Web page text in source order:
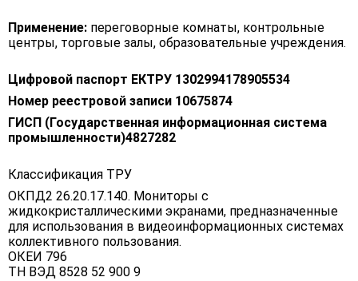
Применение: переговорные комнаты, контрольные
центры, торговые залы, образовательные учреждения.
Цифровой паспорт ЕКТРУ 1302994178905534
Номер реестровой записи 10675874
ГИСП (Государственная информационная система
промышленности)4827282
Классификация ТРУ
ОКПД2 26.20.17.140. Мониторы с
жидкокристаллическими экранами, предназначенные
для использования в видеоинформационных системах
коллективного пользования.
ОКЕИ 796
ТН ВЭД 8528 52 900 9